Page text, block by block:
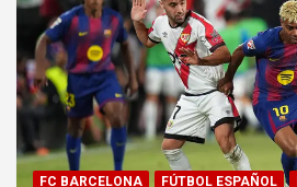
FC BARCELONA FÚTBOL ESPAÑOL